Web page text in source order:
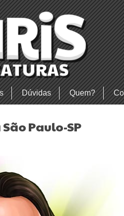
Dúvidas Quem?
Paulo-SP